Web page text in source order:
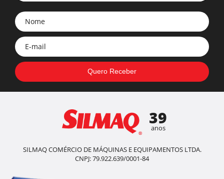
39
anos
SILMAQ COMÉRCIO DE MÁQUINAS E EQUIPAMENTOS LTDA.
CNPJ: 79.922.639/0001-84